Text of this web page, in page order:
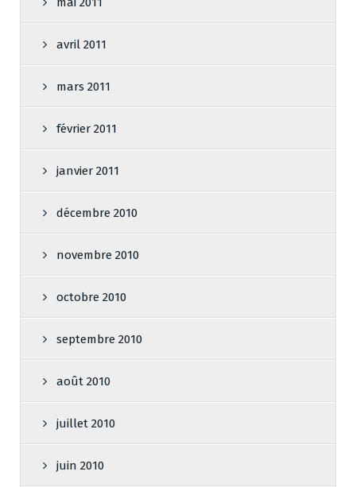
avril 2011
mars 2011
février 2011
janvier 2011
décembre 2010
novembre 2010
octobre 2010
septembre 2010
août 2010
juillet 2010
juin 2010